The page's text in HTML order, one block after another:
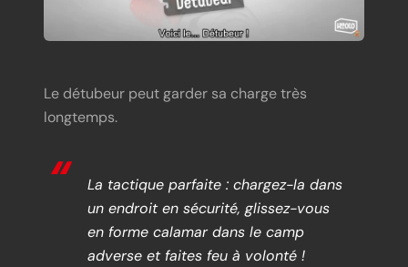
Le détubeur peut garder sa charge très
longtemps.
La tactique parfaite : chargez-la dans
un endroit en sécurité, glissez-vous
en forme calamar dans le camp
adverse et faites feu à volonté !